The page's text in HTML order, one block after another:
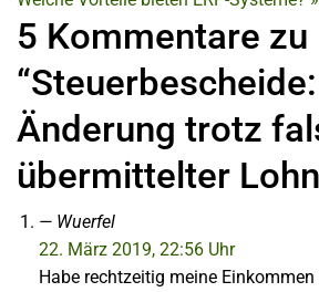
5 Kommentare zu
Änderung trotz
übermittelter
Wuerfel
22. März 2019, 22:56 Uhr
Habe rechtzeitig meine